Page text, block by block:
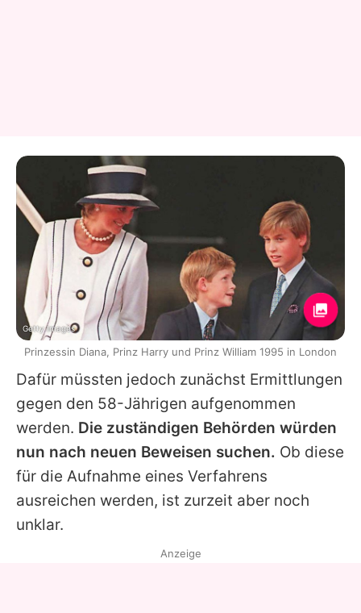
Dafür müssten jedoch zunächst Ermittlungen
gegen den 58-Jährigen aufgenommen
werden. Die zuständigen Behörden würden
nun nach neuen Beweisen suchen. Ob diese
für die Aufnahme eines Verfahrens
ausreichen werden, ist zurzeit aber noch
unklar.
Getty Images
Prinzessin Diana, Prinz Harry und Prinz William 1995 in London
Anzeige